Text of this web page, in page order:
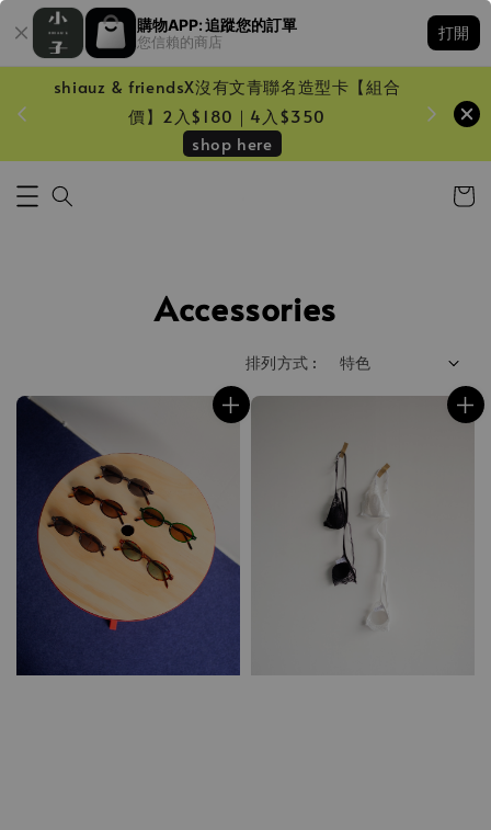
購物APP: 追蹤您的訂單
您信賴的商店
打開
shiauz & friendsX沒有文青聯名造型卡【組合
價】2入$180｜4入$350
shop here
Accessories
排列方式 :